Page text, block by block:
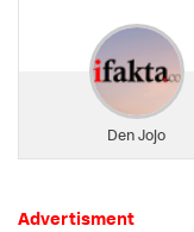
Den Jojo
Advertisment